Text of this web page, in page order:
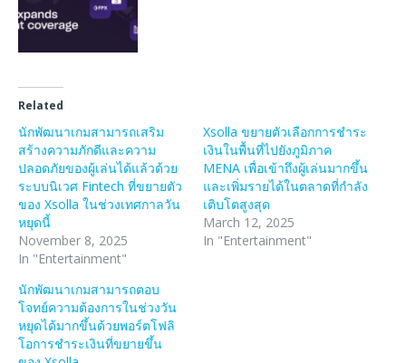
Related
นักพัฒนาเกมสามารถเสริม
สร้างความภักดีและความ
ปลอดภัยของผู้เล่นได้แล้วด้วย
ระบบนิเวศ Fintech ที่ขยายตัว
ของ Xsolla ในช่วงเทศกาลวัน
หยุดนี้
November 8, 2025
In "Entertainment"
Xsolla ขยายตัวเลือกการชำระ
เงินในพื้นที่ไปยังภูมิภาค
MENA เพื่อเข้าถึงผู้เล่นมากขึ้น
และเพิ่มรายได้ในตลาดที่กำลัง
เติบโตสูงสุด
March 12, 2025
In "Entertainment"
นักพัฒนาเกมสามารถตอบ
โจทย์ความต้องการในช่วงวัน
หยุดได้มากขึ้นด้วยพอร์ตโฟลิ
โอการชำระเงินที่ขยายขึ้น